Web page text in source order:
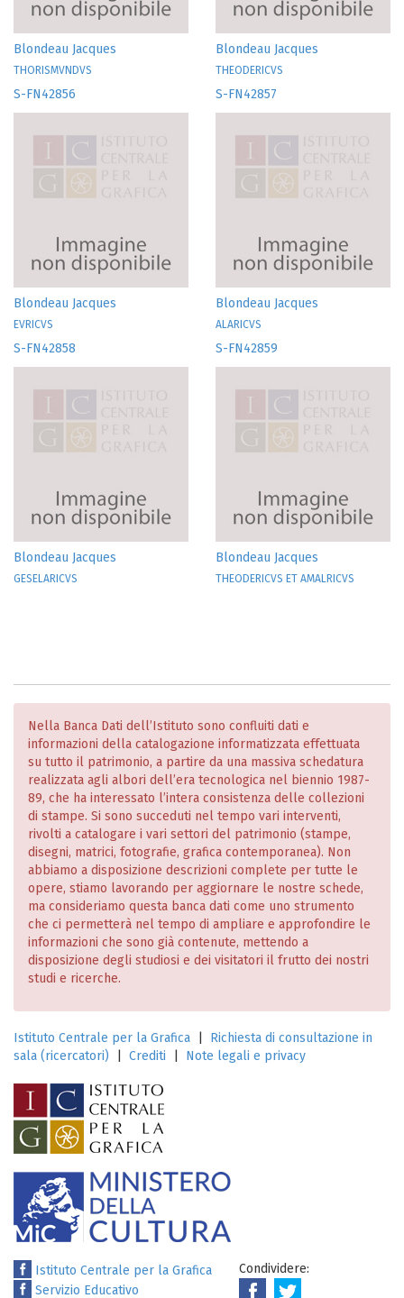
Blondeau Jacques
THORISMVNDVS
Blondeau Jacques
THEODERICVS
S-FN42856
Blondeau Jacques
EVRICVS
S-FN42857
Blondeau Jacques
ALARICVS
S-FN42858
Blondeau Jacques
GESELARICVS
S-FN42859
Blondeau Jacques
THEODERICVS ET AMALRICVS
Nella Banca Dati dell’Istituto sono confluiti dati e
informazioni della catalogazione informatizzata effettuata
su tutto il patrimonio, a partire da una massiva schedatura
realizzata agli albori dell’era tecnologica nel biennio 1987-
89, che ha interessato l’intera consistenza delle collezioni
di stampe. Si sono succeduti nel tempo vari interventi,
rivolti a catalogare i vari settori del patrimonio (stampe,
disegni, matrici, fotografie, grafica contemporanea). Non
abbiamo a disposizione descrizioni complete per tutte le
opere, stiamo lavorando per aggiornare le nostre schede,
ma consideriamo questa banca dati come uno strumento
che ci permetterà nel tempo di ampliare e approfondire le
informazioni che sono già contenute, mettendo a
disposizione degli studiosi e dei visitatori il frutto dei nostri
studi e ricerche.
Istituto Centrale per la Grafica
Richiesta di consultazione in
sala (ricercatori)
Crediti Note legali e privacy
Istituto Centrale per la Grafica
Servizio Educativo
Condividere: